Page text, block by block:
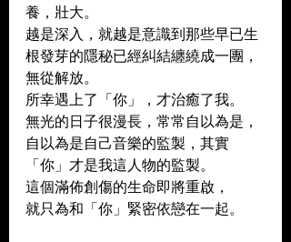
養，壯大。
越是深入，就越是意識到那些早已生
根發芽的隱秘已經糾結纏繞成一團，
無從解放。
所幸遇上了「你」，才治癒了我。
無光的日子很漫長，常常自以為是，
自以為是自己音樂的監製，其實
「你」才是我這人物的監製。
這個滿佈創傷的生命即將重啟，
就只為和「你」緊密依戀在一起。